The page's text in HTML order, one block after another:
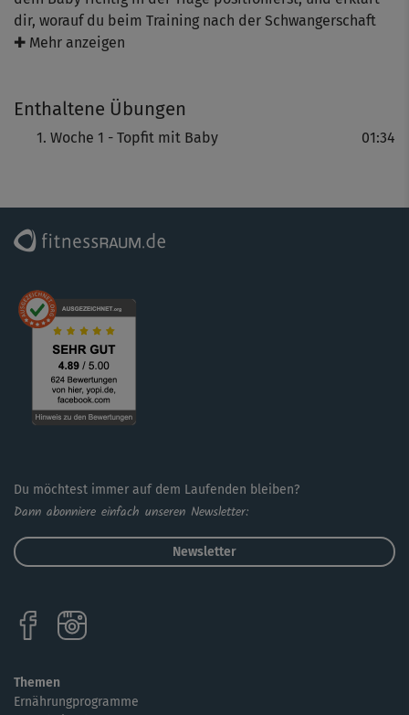
dir, worauf du beim Training nach der Schwangerschaft
besonders achten solltest.
✚ Mehr anzeigen
Enthaltene Übungen
Woche 1 - Topfit mit Baby 01:34
Du möchtest immer auf dem Laufenden bleiben?
Dann abonniere einfach unseren Newsletter:
Newsletter
Themen
Ernährungprogramme